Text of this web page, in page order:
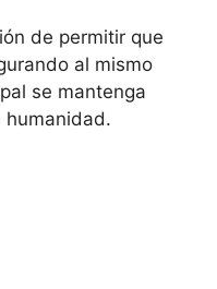
de permitir que
al mismo
se mantenga
humanidad.